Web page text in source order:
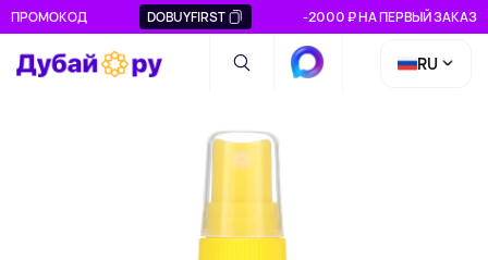
ПРОМОКОД DOBUYFIRST -2000 ₽ НА ПЕРВЫЙ ЗАКАЗ
RU